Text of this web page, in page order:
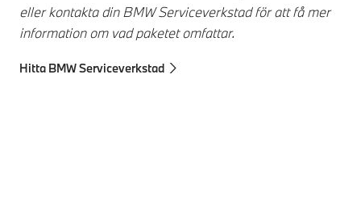
eller kontakta din BMW Serviceverkstad för att få mer
information om vad paketet omfattar.
Hitta BMW Serviceverkstad